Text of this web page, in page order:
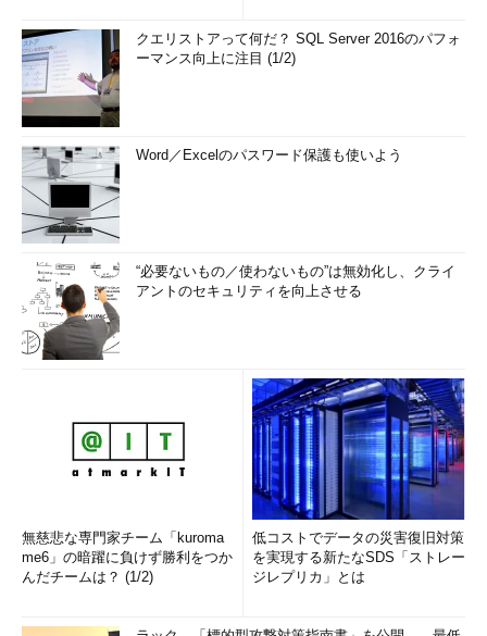
クエリストアって何だ？ SQL Server 2016のパフォ
ーマンス向上に注目 (1/2)
Word／Excelのパスワード保護も使いよう
“必要ないもの／使わないもの”は無効化し、クライ
アントのセキュリティを向上させる
無慈悲な専門家チーム「kuroma
me6」の暗躍に負けず勝利をつか
んだチームは？ (1/2)
低コストでデータの災害復旧対策
を実現する新たなSDS「ストレー
ジレプリカ」とは